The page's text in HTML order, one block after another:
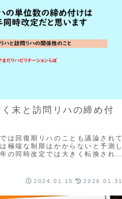
末と訪問リハの締め付
は回復期リハのことも議論されて
極端な制限はかからないと予測し
の同時改定では大きく転換される
2024.01.15 2026.01.31